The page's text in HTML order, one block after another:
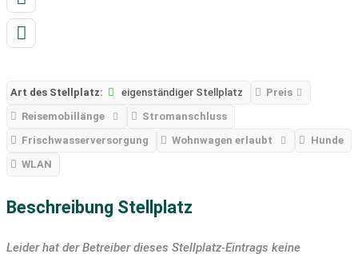
Art des Stellplatz: eigenständiger Stellplatz
Preis
Reisemobillänge
Stromanschluss
Frischwasserversorgung
Wohnwagen erlaubt
Hunde
WLAN
Beschreibung Stellplatz
Leider hat der Betreiber dieses Stellplatz-Eintrags keine